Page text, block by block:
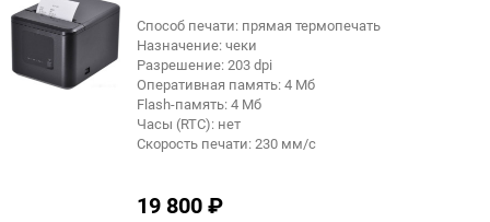
еще 2 фото
Способ печати: прямая термопечать
Назначение: чеки
Разрешение: 203 dpi
Оперативная память: 4 Мб
Flash-память: 4 Мб
Часы (RTC): нет
Скорость печати: 230 мм/с
19 800₽